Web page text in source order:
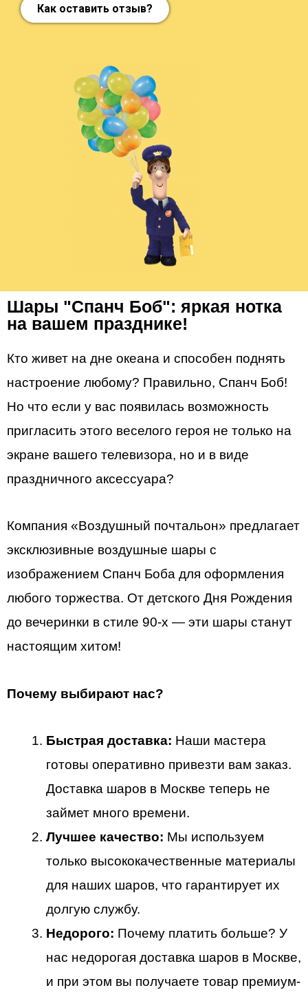
Как оставить отзыв?
Шары "Спанч Боб": яркая нотка
на вашем празднике!
Кто живет на дне океана и способен поднять
настроение любому? Правильно, Спанч Боб!
Но что если у вас появилась возможность
пригласить этого веселого героя не только на
экране вашего телевизора, но и в виде
праздничного аксессуара?
Компания «Воздушный почтальон» предлагает
эксклюзивные воздушные шары с
изображением Спанч Боба для оформления
любого торжества. От детского Дня Рождения
до вечеринки в стиле 90-х — эти шары станут
настоящим хитом!
Почему выбирают нас?
Быстрая доставка: Наши мастера
готовы оперативно привезти вам заказ.
Доставка шаров в Москве теперь не
займет много времени.
Лучшее качество: Мы используем
только высококачественные материалы
для наших шаров, что гарантирует их
долгую службу.
Недорого: Почему платить больше? У
нас недорогая доставка шаров в Москве,
и при этом вы получаете товар премиум-